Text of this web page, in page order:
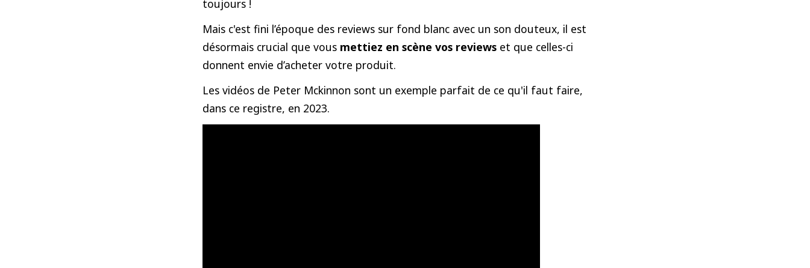
toujours !
Mais c'est fini l’époque des reviews sur fond blanc avec un son douteux, il est
désormais crucial que vous mettiez en scène vos reviews et que celles-ci
donnent envie d’acheter votre produit.
Les vidéos de Peter Mckinnon sont un exemple parfait de ce qu'il faut faire,
dans ce registre, en 2023.